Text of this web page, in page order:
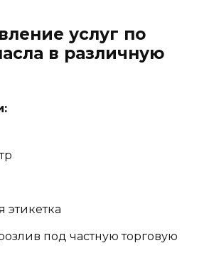
услуг по
в различную
этикетка
под частную торговую